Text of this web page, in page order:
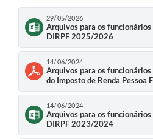
29/05/2026
Arquivos para os funcionários
DIRPF 2025/2026
14/06/2024
Arquivos para os
do Imposto de Renda Pessoa
14/06/2024
Arquivos para os funcionários
DIRPF 2023/2024